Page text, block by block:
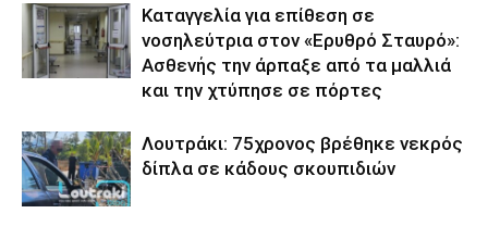
Καταγγελία για επίθεση σε
νοσηλεύτρια στον «Ερυθρό Σταυρό»:
Ασθενής την άρπαξε από τα μαλλιά
και την χτύπησε σε πόρτες
Λουτράκι: 75χρονος βρέθηκε νεκρός
δίπλα σε κάδους σκουπιδιών